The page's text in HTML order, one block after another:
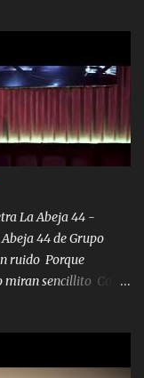
topar pues no hay de
mi línea no veo a
voy chicoteado
agarran el colmillo
tiro esta la PrimiZa
al que su amigo y
aquí hay pa más
no hay de otra...
La Abeja 44 -
44 de Grupo
ruido Porque
sencillito Con
ya van sonando